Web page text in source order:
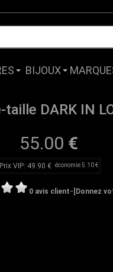
BIJOUX
taille DARK IN
55.00 €
Prix VIP: 49.90 € économie 5.10 €
0 avis client- [Donnez